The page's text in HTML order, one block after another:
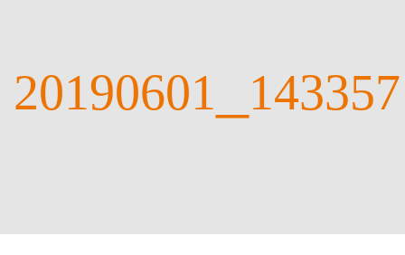
20190601 143357